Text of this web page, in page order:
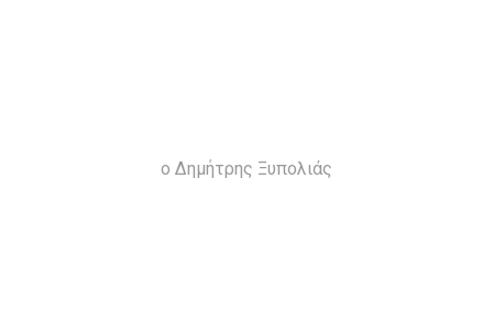
ο Δημήτρης Ξυπολιάς